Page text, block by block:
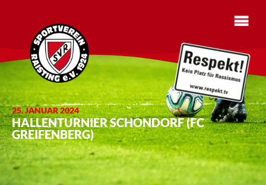
25. JANUAR 2024
HALLENTURNIER SCHONDORF (FC
GREIFENBERG)